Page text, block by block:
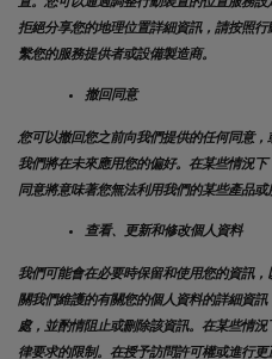
拒絕分享您的地理位置詳細資訊，請按照
繫您的服務提供者或設備製造商。
撤回同意
您可以撤回您之前向我們提供的任何同意
我們將在未來應用您的偏好。在某些情況
同意將意味著您無法利用我們的某些產品或
查看、更新和修改個人資料
我們可能會在必要時保留和使用您的資訊
關我們維護的有關您的個人資料的詳細資
處，並酌情阻止或刪除該資訊。在某些情
律要求的限制。在授予訪問許可權或進行